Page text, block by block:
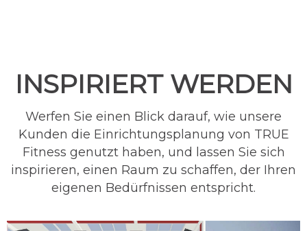
INSPIRIERT WERDEN
Werfen Sie einen Blick darauf, wie unsere
Kunden die Einrichtungsplanung von TRUE
Fitness genutzt haben, und lassen Sie sich
inspirieren, einen Raum zu schaffen, der Ihren
eigenen Bedürfnissen entspricht.